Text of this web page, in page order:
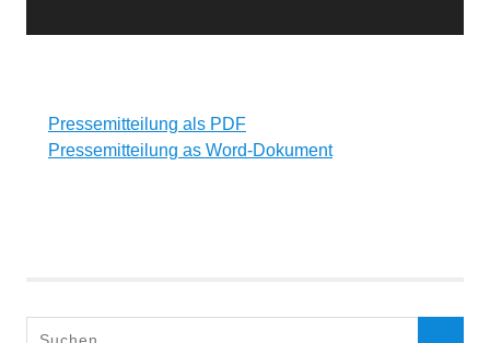
Pressemitteilung als PDF
Pressemitteilung as Word-Dokument